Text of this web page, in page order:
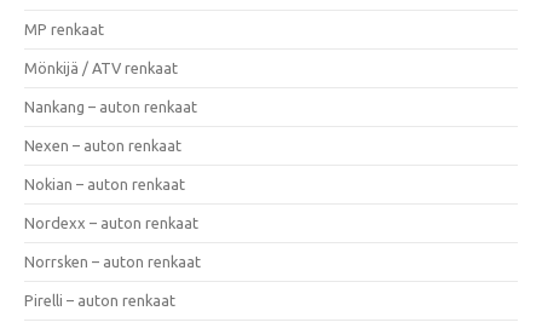
MP renkaat
Mönkijä / ATV renkaat
Nankang – auton renkaat
Nexen – auton renkaat
Nokian – auton renkaat
Nordexx – auton renkaat
Norrsken – auton renkaat
Pirelli – auton renkaat